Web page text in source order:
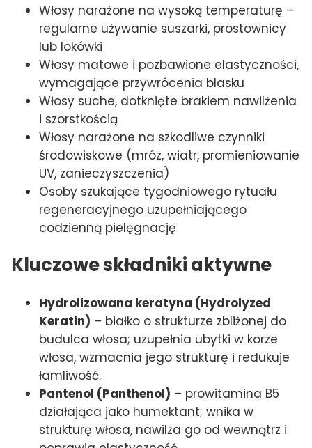
Włosy narażone na wysoką temperaturę –
regularne używanie suszarki, prostownicy
lub lokówki
Włosy matowe i pozbawione elastyczności,
wymagające przywrócenia blasku
Włosy suche, dotknięte brakiem nawilżenia
i szorstkością
Włosy narażone na szkodliwe czynniki
środowiskowe (mróz, wiatr, promieniowanie
UV, zanieczyszczenia)
Osoby szukające tygodniowego rytuału
regeneracyjnego uzupełniającego
codzienną pielęgnację
Kluczowe składniki aktywne
Hydrolizowana keratyna (Hydrolyzed
Keratin) – białko o strukturze zbliżonej do
budulca włosa; uzupełnia ubytki w korze
włosa, wzmacnia jego strukturę i redukuje
łamliwość.
Pantenol (Panthenol) – prowitamina B5
działająca jako humektant; wnika w
strukturę włosa, nawilża go od wewnątrz i